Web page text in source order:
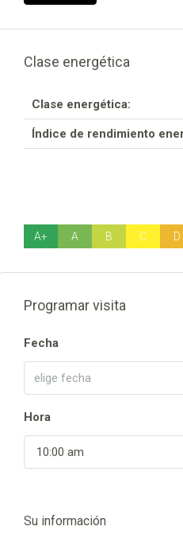
Clase energética
Clase energética:
Índice de rendimiento
A+ A B C D
Programar visita
Fecha
Hora
10:00 am
Su información